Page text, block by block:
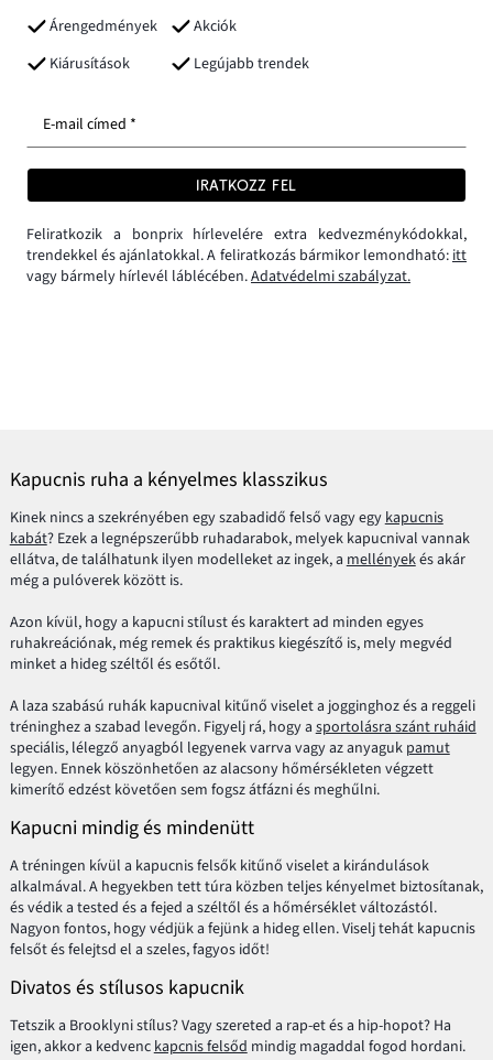
Árengedmények
Akciók
Kiárusítások
Legújabb trendek
E-mail címed *
IRATKOZZ FEL
Feliratkozik a bonprix hírlevelére extra kedvezménykódokkal,
trendekkel és ajánlatokkal. A feliratkozás bármikor lemondható: itt
vagy bármely hírlevél láblécében.Adatvédelmi szabályzat.
Kapucnis ruha a kényelmes klasszikus
Kinek nincs a szekrényében egy szabadidő felső vagy egykapucnis
kabát? Ezek a legnépszerűbb ruhadarabok, melyek kapucnival vannak
ellátva, de találhatunk ilyen modelleket az ingek, amellényekés akár
még a pulóverek között is.
Azon kívül, hogy a kapucni stílust és karaktert ad minden egyes
ruhakreációnak, még remek és praktikus kiegészítő is, mely megvéd
minket a hideg széltől és esőtől.
A laza szabású ruhák kapucnival kitűnő viselet a jogginghoz és a reggeli
tréninghez a szabad levegőn. Figyelj rá, hogy asportolásra szánt ruháid
speciális, lélegző anyagból legyenek varrva vagy az anyaguk pamut
legyen. Ennek köszönhetően az alacsony hőmérsékleten végzett
kimerítő edzést követően sem fogsz átfázni és meghűlni.
Kapucni mindig és mindenütt
A tréningen kívül a kapucnis felsők kitűnő viselet a kirándulások
alkalmával. A hegyekben tett túra közben teljes kényelmet biztosítanak,
és védik a tested és a fejed a széltől és a hőmérséklet változástól.
Nagyon fontos, hogy védjük a fejünk a hideg ellen. Viselj tehát kapucnis
felsőt és felejtsd el a szeles, fagyos időt!
Divatos és stílusos kapucnik
Tetszik a Brooklyni stílus? Vagy szereted a rap-et és a hip-hopot? Ha
igen, akkor a kedvenckapcnis felsődmindig magaddal fogod hordani.